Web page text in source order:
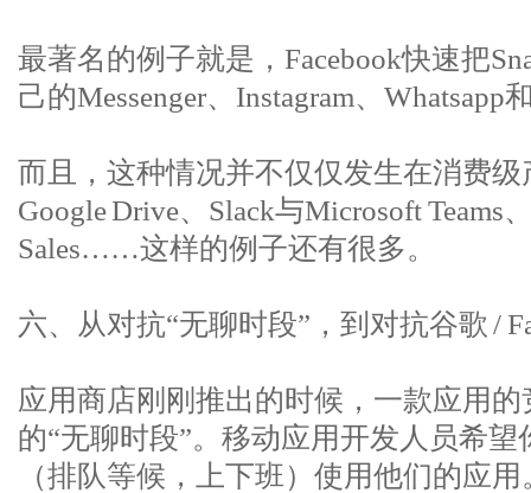
最著名的例子就是，Facebook快速把
己的Messenger、Instagram、
而且，这种情况并不仅仅发生在消费级
Google Drive、Slack与Microsoft Teams
Sales……这样的例子还有很多。
六、从对抗“无聊时段”，到对抗谷歌 /
应用商店刚刚推出的时候，一款应用
的“无聊时段”。移动应用开发人员希
（排队等候，上下班）使用他们的应